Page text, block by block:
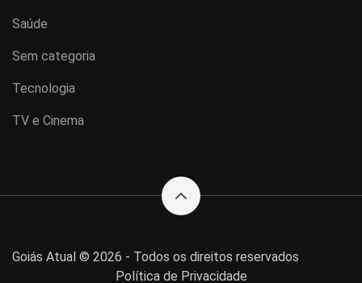
Saúde
Sem categoria
Tecnologia
TV e Cinema
Goiás Atual © 2026 - Todos os direitos reservados
Política de Privacidade